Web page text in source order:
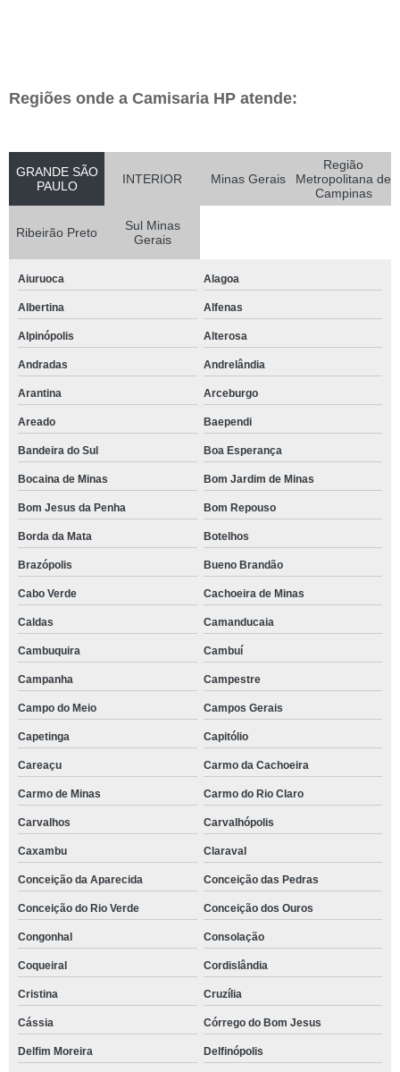
Regiões onde a Camisaria HP atende:
GRANDE SÃO
PAULO
INTERIOR Minas Gerais
Região
Metropolitana de
Campinas
Ribeirão Preto
Sul Minas
Gerais
Aiuruoca Alagoa
Albertina Alfenas
Alpinópolis Alterosa
Andradas Andrelândia
Arantina Arceburgo
Areado Baependi
Bandeira do Sul Boa Esperança
Bocaina de Minas Bom Jardim de Minas
Bom Jesus da Penha Bom Repouso
Borda da Mata Botelhos
Brazópolis Bueno Brandão
Cabo Verde Cachoeira de Minas
Caldas Camanducaia
Cambuquira Cambuí
Campanha Campestre
Campo do Meio Campos Gerais
Capetinga Capitólio
Careaçu Carmo da Cachoeira
Carmo de Minas Carmo do Rio Claro
Carvalhos Carvalhópolis
Caxambu Claraval
Conceição da Aparecida Conceição das Pedras
Conceição do Rio Verde Conceição dos Ouros
Congonhal Consolação
Coqueiral Cordislândia
Cristina Cruzília
Cássia Córrego do Bom Jesus
Delfim Moreira Delfinópolis